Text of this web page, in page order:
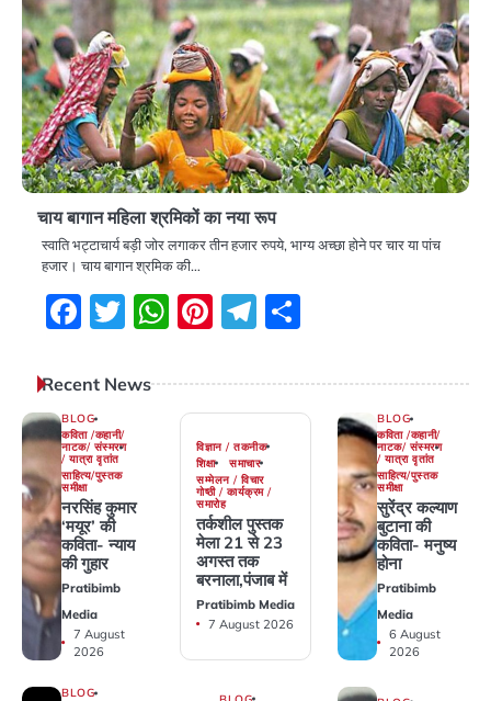
चाय बागान महिला श्रमिकों का नया रूप
स्वाति भट्टाचार्य बड़ी जोर लगाकर तीन हजार रुपये, भाग्य अच्छा होने पर चार या पांच
हजार। चाय बागान श्रमिक की…
Facebook
Twitter
WhatsApp
Pinterest
Telegram
Recent News
BLOG
कविता /कहानी/
नाटक/ संस्मरण
/ यात्रा वृतांत
साहित्य/पुस्तक
समीक्षा
नरसिंह कुमार
‘मयूर’ की
कविता- न्याय
की गुहार
Pratibimb
Media
7 August
2026
विज्ञान / तकनीक
शिक्षा
समाचार
सम्मेलन / विचार
गोष्ठी / कार्यक्रम /
समारोह
तर्कशील पुस्तक
मेला 21 से 23
अगस्त तक
बरनाला,पंजाब में
Pratibimb Media
7 August 2026
BLOG
कविता /कहानी/
नाटक/ संस्मरण
/ यात्रा वृतांत
साहित्य/पुस्तक
समीक्षा
सुरेंद्र कल्याण
बुटाना की
कविता- मनुष्य
होना
Pratibimb
Media
6 August
2026
BLOG